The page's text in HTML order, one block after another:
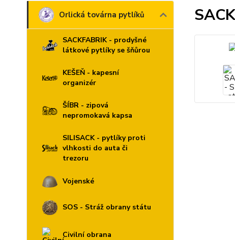
Orlická továrna pytlíků
SACKFABRIK - prodyšné
látkové pytlíky se šňůrou
KEŠEŇ - kapesní
organizér
ŠÍBR - zipová
nepromokavá kapsa
SILISACK - pytlíky proti
vlhkosti do auta či
trezoru
Vojenské
SOS - Stráž obrany státu
Civilní obrana